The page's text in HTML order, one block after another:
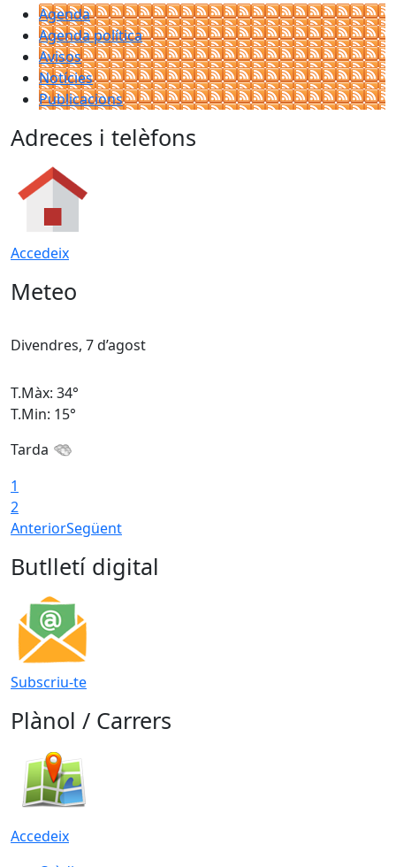
Agenda
Agenda política
Avisos
Notícies
Publicacions
Adreces i telèfons
Accedeix
Meteo
Divendres, 7 d’agost
T.Màx: 34°
T.Min: 15°
Tarda
1
2
AnteriorSegüent
Butlletí digital
Subscriu-te
Plànol / Carrers
Accedeix